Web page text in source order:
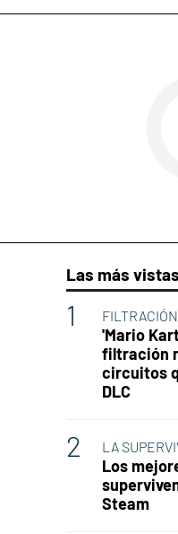
Las más vistas
FILTRACIÓN
'Mario
filtración
circuitos
DLC
LA
Los
Steam